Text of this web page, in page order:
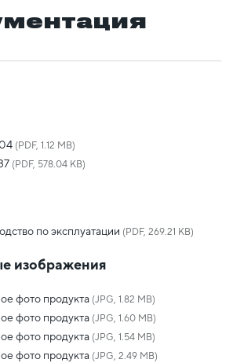
(PDF, 1.12 MB)
(PDF, 578.04 KB)
по эксплуатации (PDF, 269.21 KB)
изображения
фото продукта (JPG, 1.82 MB)
фото продукта (JPG, 1.60 MB)
фото продукта (JPG, 1.54 MB)
фото продукта (JPG, 2.49 MB)